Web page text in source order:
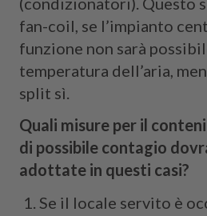
fan-coil, se l’impianto
funzione non sarà
temperatura dell’aria,
split sì.
Quali misure per il
di possibile contagio
adottate in questi casi?
Se il locale servito è